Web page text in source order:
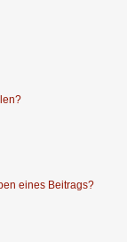
eines Beitrags?